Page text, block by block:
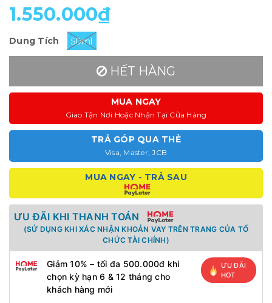
1.550.000₫
Dung Tích 50ml
HẾT HÀNG
MUA NGAY
Giao Tận Nơi Hoặc Nhận Tại Cửa Hàng
TRẢ GÓP QUA THẺ
Visa, Master, JCB
MUA NGAY - TRẢ SAU
ƯU ĐÃI KHI THANH TOÁN
(SỬ DỤNG KHI XÁC NHẬN KHOẢN VAY TRÊN TRANG CỦA TỔ
CHỨC TÀI CHÍNH)
Giảm 10% – tối đa 500.000đ khi
chọn kỳ hạn 6 & 12 tháng cho
khách hàng mới
ƯU ĐÃI
HOT